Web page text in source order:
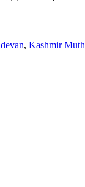
, Kashmir